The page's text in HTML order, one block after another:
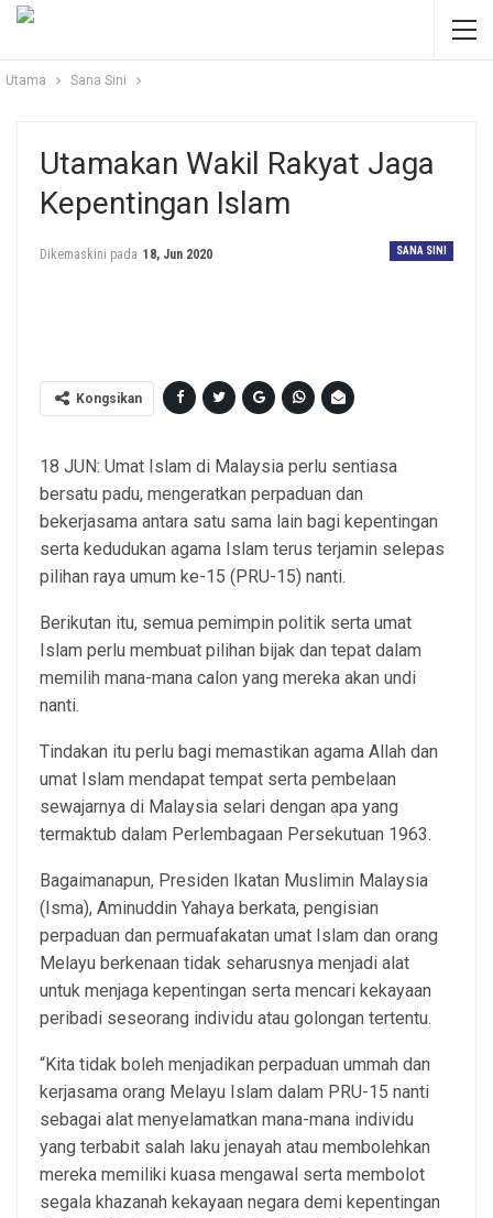
Utama Sana Sini
Utamakan Wakil Rakyat Jaga
Kepentingan Islam
SANA SINI
Dikemaskini pada 18, Jun 2020
Kongsikan
18 JUN: Umat Islam di Malaysia perlu sentiasa
bersatu padu, mengeratkan perpaduan dan
bekerjasama antara satu sama lain bagi kepentingan
serta kedudukan agama Islam terus terjamin selepas
pilihan raya umum ke-15 (PRU-15) nanti.
Berikutan itu, semua pemimpin politik serta umat
Islam perlu membuat pilihan bijak dan tepat dalam
memilih mana-mana calon yang mereka akan undi
nanti.
Tindakan itu perlu bagi memastikan agama Allah dan
umat Islam mendapat tempat serta pembelaan
sewajarnya di Malaysia selari dengan apa yang
termaktub dalam Perlembagaan Persekutuan 1963.
Bagaimanapun, Presiden Ikatan Muslimin Malaysia
(Isma), Aminuddin Yahaya berkata, pengisian
perpaduan dan permuafakatan umat Islam dan orang
Melayu berkenaan tidak seharusnya menjadi alat
untuk menjaga kepentingan serta mencari kekayaan
peribadi seseorang individu atau golongan tertentu.
“Kita tidak boleh menjadikan perpaduan ummah dan
kerjasama orang Melayu Islam dalam PRU-15 nanti
sebagai alat menyelamatkan mana-mana individu
yang terbabit salah laku jenayah atau membolehkan
mereka memiliki kuasa mengawal serta membolot
segala khazanah kekayaan negara demi kepentingan